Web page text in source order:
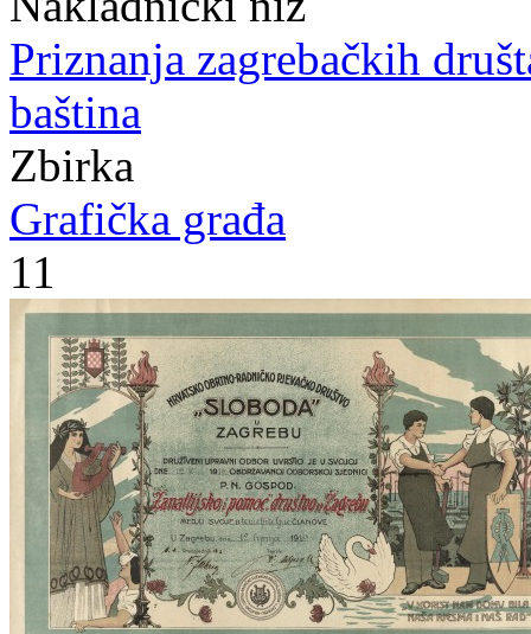
Priznanja zagrebačkih
baština
Zbirka
Grafička građa
11